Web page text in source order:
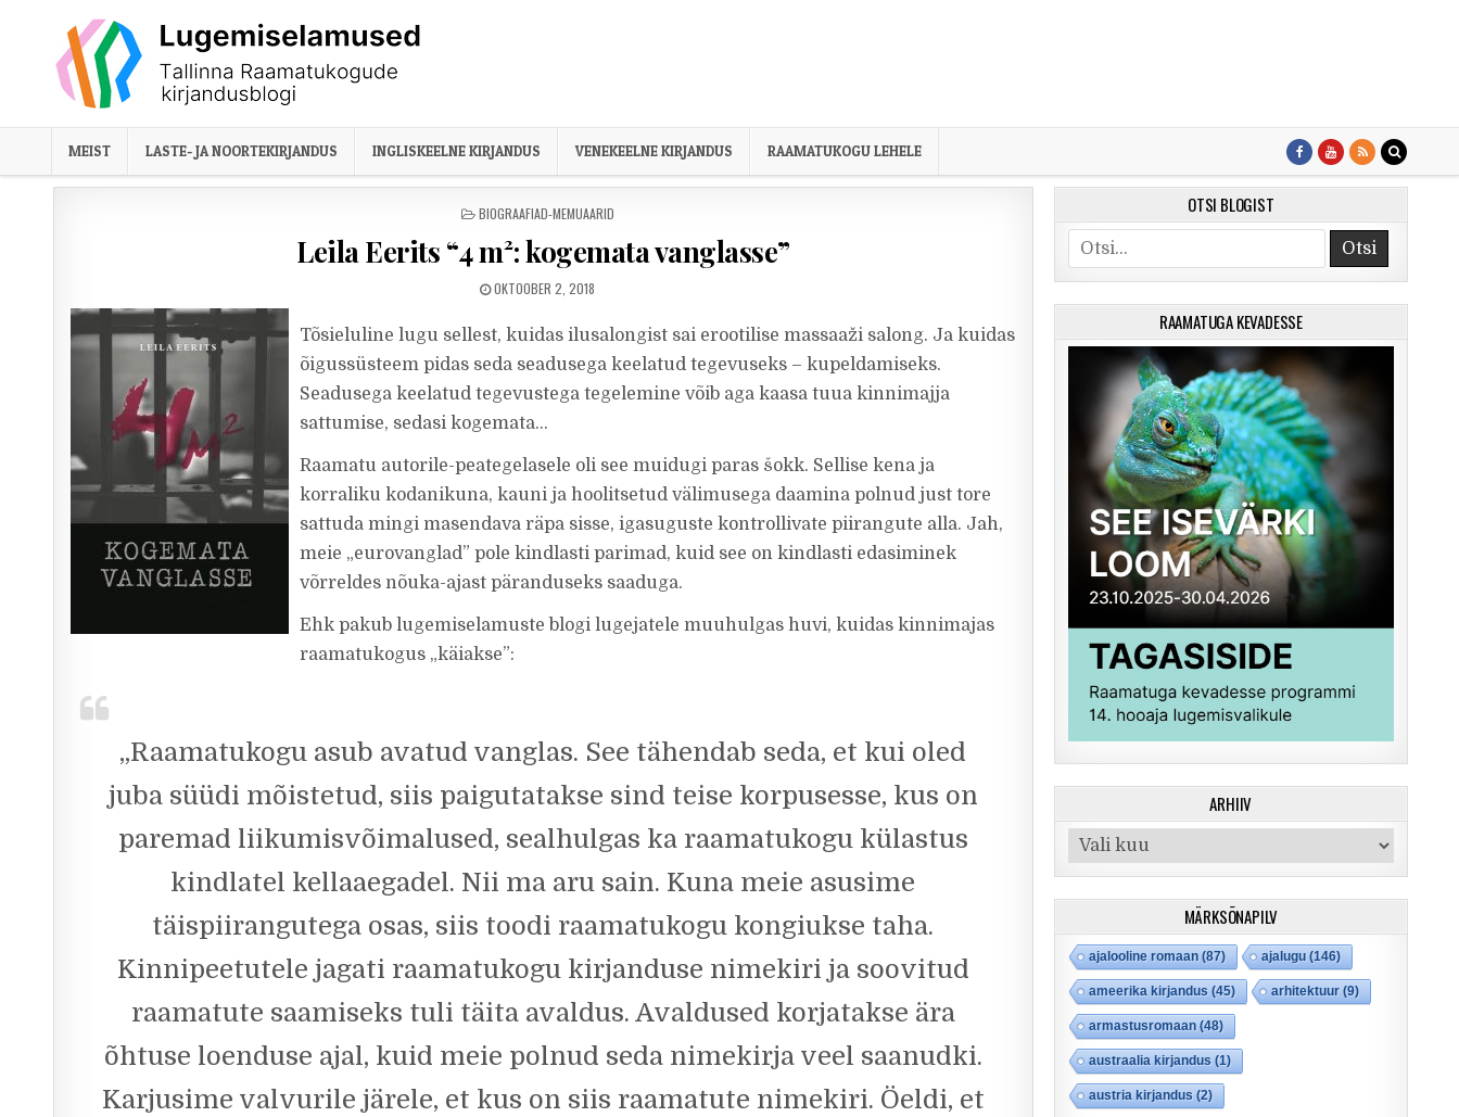
MEIST LASTE- JA NOORTEKIRJANDUS INGLISKEELNE KIRJANDUS VENEKEELNE KIRJANDUS RAAMATUKOGU LEHELE
POSTED IN
BIOGRAAFIAD-MEMUAARID
Leila Eerits “4 m²: kogemata vanglasse”
PUBLISHED DATE:
OKTOOBER 2, 2018
Tõsieluline lugu sellest, kuidas ilusalongist sai erootilise massaaži salong. Ja kuidas
õigussüsteem pidas seda seadusega keelatud tegevuseks – kupeldamiseks.
Seadusega keelatud tegevustega tegelemine võib aga kaasa tuua kinnimajja
sattumise, sedasi kogemata…
Raamatu autorile-peategelasele oli see muidugi paras šokk. Sellise kena ja
korraliku kodanikuna, kauni ja hoolitsetud välimusega daamina polnud just tore
sattuda mingi masendava räpa sisse, igasuguste kontrollivate piirangute alla. Jah,
meie „eurovanglad” pole kindlasti parimad, kuid see on kindlasti edasiminek
võrreldes nõuka-ajast päranduseks saaduga.
Ehk pakub lugemiselamuste blogi lugejatele muuhulgas huvi, kuidas kinnimajas
raamatukogus „käiakse”:
„Raamatukogu asub avatud vanglas. See tähendab seda, et kui oled
juba süüdi mõistetud, siis paigutatakse sind teise korpusesse, kus on
paremad liikumisvõimalused, sealhulgas ka raamatukogu külastus
kindlatel kellaaegadel. Nii ma aru sain. Kuna meie asusime
täispiirangutega osas, siis toodi raamatukogu kongiukse taha.
Kinnipeetutele jagati raamatukogu kirjanduse nimekiri ja soovitud
raamatute saamiseks tuli täita avaldus. Avaldused korjatakse ära
õhtuse loenduse ajal, kuid meie polnud seda nimekirja veel saanudki.
Karjusime valvurile järele, et kus on siis raamatute nimekiri. Öeldi, et
OTSI BLOGIST
Search for:
RAAMATUGA KEVADESSE
ARHIIV
Arhiiv
MÄRKSÕNAPILV
ajalooline romaan(87) ajalugu(146)
ameerika kirjandus(45) arhitektuur(9)
armastusromaan(48)
austraalia kirjandus(1)
austria kirjandus(2)